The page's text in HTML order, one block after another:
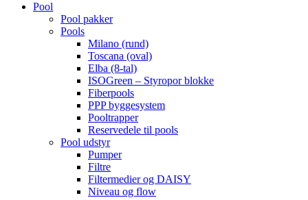
Pool
Pool pakker
Pools
Milano (rund)
Toscana (oval)
Elba (8-tal)
ISOGreen – Styropor blokke
Fiberpools
PPP byggesystem
Pooltrapper
Reservedele til pools
Pool udstyr
Pumper
Filtre
Filtermedier og DAISY
Niveau og flow